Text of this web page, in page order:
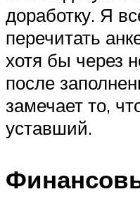
доработку. Я
перечитать
хотя бы через
после
замечает то,
уставший.